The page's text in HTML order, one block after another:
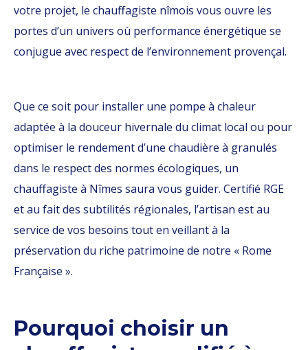
votre projet, le chauffagiste nîmois vous ouvre les
portes d’un univers où performance énergétique se
conjugue avec respect de l’environnement provençal.
Que ce soit pour installer une pompe à chaleur
adaptée à la douceur hivernale du climat local ou pour
optimiser le rendement d’une chaudière à granulés
dans le respect des normes écologiques, un
chauffagiste à Nîmes saura vous guider. Certifié RGE
et au fait des subtilités régionales, l’artisan est au
service de vos besoins tout en veillant à la
préservation du riche patrimoine de notre « Rome
Française ».
Pourquoi choisir un